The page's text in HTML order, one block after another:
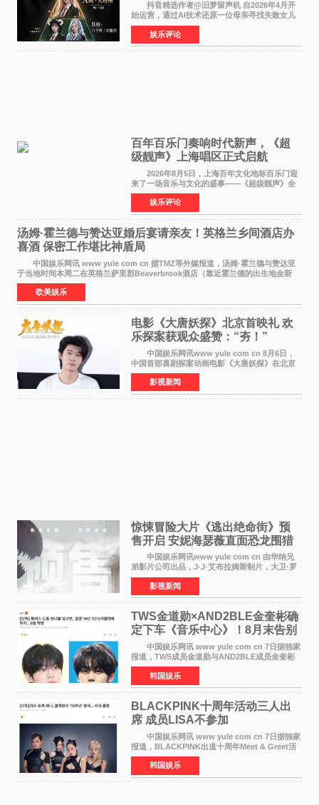
抖音精选作者@旧梦留声机 自2026年4月开
始运营，通过AI技术还原一位母亲寻找失散女儿
的故事，凭借强情感表达获得大量用户关注，发
布仅21小时便获得超1亿曝光、超1000万互动。
此后，账号持续沿
娱乐评论
百年百乐门奏响时代新声，《超
级靓声》上海唱区正式启航
2026年8月5日，上海百年文化地标百乐门迎
来了一场音乐与文化的盛事——《超级靓声》全
国励志音乐公益节目上海唱区新闻发布会暨启动
仪式在此隆重举行。各界领导、嘉宾与媒体朋友
齐聚一堂，共同
娱乐评论
汤姆·霍兰德与赞达亚婚后宴请亲友！英格兰乡间酒店办
喜酒 保密工作堪比神盾局
中国娱乐网讯 www yule com cn 据TMZ等外媒报道，汤姆·霍兰德与赞达亚
于当地时间本周二在英格兰萨里郡Beaverbrook酒店（靠近霍兰德的出生地金斯
顿）举办婚宴，邀请家人与朋友们喝喜酒，庆祝
欧美娱乐
电影《大唐妖探》北京首映礼 欢
乐探案获观众盛赞：“夯！”
中国娱乐网讯www yule com cn 8月6日，
中国首部喜剧探案动画电影《大唐妖探》在北京
举办电影首映礼。导演程腾、联合导演黄珉、总
制片人曹紫建、制片人李莹莹，配音导演张喆，
对白指导程寅，领
影视新闻
惊悚冒险大片《逃出绝命街》预
售开启 安妮海瑟薇直面恐龙围猎
中国娱乐网讯www yule com cn 由华纳兄
弟影片公司出品，J·J·艾布拉姆斯制片，大卫·罗
伯特·米切尔执导，好莱坞巨星安妮·海瑟薇和伊万
·麦克格雷格领衔主演的2026暑期惊悚冒险大片
《逃出绝
影视新闻
TWS金道勋×AND2BLE金奎彬确
定下车《音乐中心》！8月末告别
MC席位
中国娱乐网讯 www yule com cn 7日据独家
报道，TWS成员金道勋与AND2BLE成员金奎彬
将于8月离开《音乐中心》MC的位置。 金道
勋与金奎彬于去年3月与H2H A-NA一起被选为
《音乐中心》MC，约1
韩国娱乐
BLACKPINK十周年活动三人出
席 成员LISA不参加
中国娱乐网讯 www yule com cn 7日据独家
报道，BLACKPINK出道十周年Meet & Greet活
动将由智秀、ROS&Eacute;、JENNIE出席，
LISA将缺席。 此前BLACKPINK所属社YG并
未为组合出道十周年做
韩国娱乐